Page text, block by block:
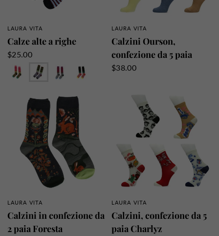
PANORAMICA RAPIDA
LAURA VITA
Calze alte a righe
$25.00
Rosa
Verde
PANORAMICA RAPIDA
LAURA VITA
Calzini Ourson,
confezione da 5 paia
$38.00
PANORAMICA RAPIDA
LAURA VITA
Calzini in confezione da
2 paia Foresta
PANORAMICA RAPIDA
LAURA VITA
Calzini, confezione da 5
paia Charlyz